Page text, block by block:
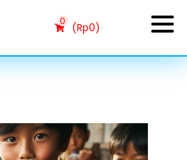
0 (Rp0)